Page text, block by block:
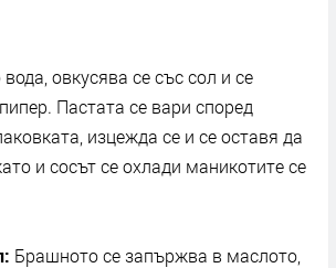
овкусява се със сол и се
Пастата се вари според
изцежда се и се оставя да
и сосът се охлади маникотите се
Брашното се запържва в маслото,